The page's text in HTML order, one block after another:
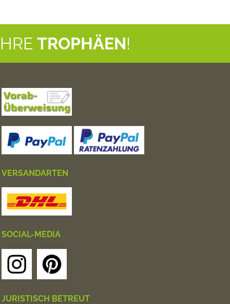
TROPHÄEN!
VERSANDARTEN
SOCIAL-MEDIA
JURISTISCH BETREUT